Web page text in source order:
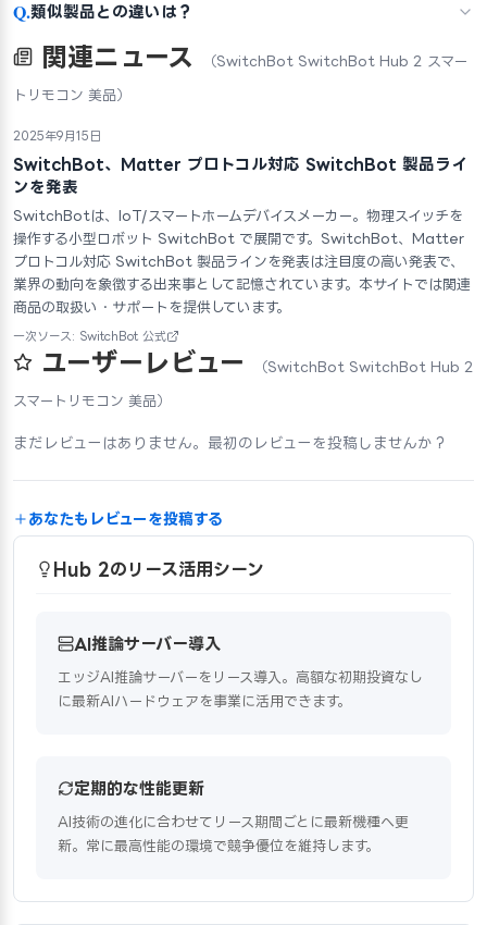
Q.類似製品との違いは？
関連ニュース （SwitchBot SwitchBot Hub 2 スマー
トリモコン 美品）
2025年9月15日
SwitchBot、Matter プロトコル対応 SwitchBot 製品ライ
ンを発表
SwitchBotは、IoT/スマートホームデバイスメーカー。物理スイッチを
操作する小型ロボット SwitchBot で展開です。SwitchBot、Matter
プロトコル対応 SwitchBot 製品ラインを発表は注目度の高い発表で、
業界の動向を象徴する出来事として記憶されています。本サイトでは関連
商品の取扱い・サポートを提供しています。
一次ソース: SwitchBot 公式
ユーザーレビュー （SwitchBot SwitchBot Hub 2
スマートリモコン 美品）
まだレビューはありません。最初のレビューを投稿しませんか？
あなたもレビューを投稿する
Hub 2のリース活用シーン
AI推論サーバー導入
エッジAI推論サーバーをリース導入。高額な初期投資なし
に最新AIハードウェアを事業に活用できます。
定期的な性能更新
AI技術の進化に合わせてリース期間ごとに最新機種へ更
新。常に最高性能の環境で競争優位を維持します。